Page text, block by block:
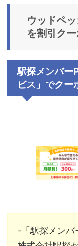
ウッドペ
を割引ク
駅探メンバー
ビス」でクー
-「駅探メンバ